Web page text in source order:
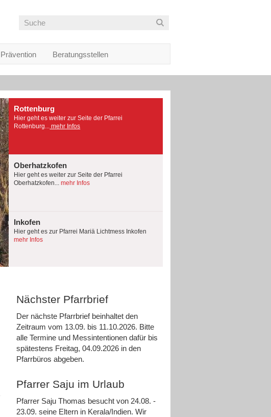
Prävention Beratungsstellen
Rottenburg
Hier geht es weiter zur Seite der Pfarrei
Rottenburg... mehr Infos
Oberhatzkofen
Hier geht es weiter zur Seite der Pfarrei
Oberhatzkofen... mehr Infos
Inkofen
Hier geht es zur Pfarrei Mariä Lichtmess Inkofen
mehr Infos
Nächster Pfarrbrief
Der nächste Pfarrbrief beinhaltet den
Zeitraum vom 13.09. bis 11.10.2026. Bitte
alle Termine und Messintentionen dafür bis
spätestens Freitag, 04.09.2026 in den
Pfarrbüros abgeben.
Pfarrer Saju im Urlaub
Pfarrer Saju Thomas besucht von 24.08. -
23.09. seine Eltern in Kerala/Indien. Wir